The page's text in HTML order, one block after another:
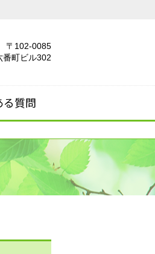
〒102-0085
番町ビル302
る質問